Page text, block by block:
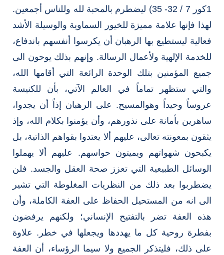
1كور 7 / 32- 35) ليضطرم بالمحبة لله وللناس أجمعين.
لهذا فإنها علامة مميزة للخيور السماوية والوسيلة الأشد
فعالية ليستطيع بها الرهبان أن يكرسوا أنفسهم باندفاع،
للخدمة الإلهية ولأعمال الرسالة. وإنهم بذلك يوحون الى
جميع المؤمنين بتلك الوحدة الرائعة التي أقامها الله،
والتي ستظهر تماماً في العالم الآتي، بأن للكنيسة
عروساً وحيداً وهوالمسيح. على الرهبان إذاً أن يجدوا،
ساهرين بأمانة على نذورهم، وأن يؤمنوا بكلام الله، وإذ
يثقون بمعونته تعالى، عليهم ألا يعتدوا بقواهم الذاتية، بل
يكبحون شهواتهم ويميتون حواسهم. عليهم ألا يهملوا
الوسائل الطبيعية التي تعزز صحة العقل والجسد. فلن
يضطربوا بعد ذلك من النظريات المغلوطة التي تشير
الى انه من المستحيل الحفاظ على العفة الكاملة، وأن
هذه العفة تضر بالتفتيح الإنساني؛ ولكنهم يرفضون
بفطرة روحية كل ما يهددها ويجعلها في خطر. علاوة
على ذلك، فليتذكر الجميع ولا سيما الرؤساء، أن العفة